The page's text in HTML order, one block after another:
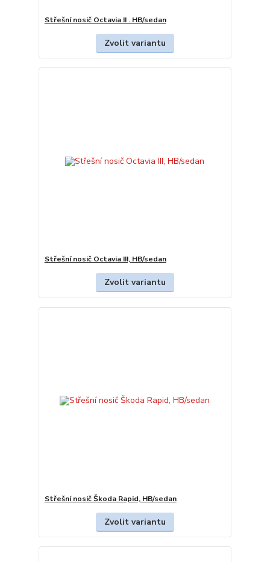
Střešní nosič Octavia II . HB/sedan
Zvolit variantu
Střešní nosič Octavia III, HB/sedan
Zvolit variantu
Střešní nosič Škoda Rapid, HB/sedan
Zvolit variantu